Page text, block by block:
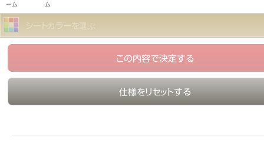
ーム
ム
シートカラーを選ぶ
この内容で決定する
仕様をリセットする